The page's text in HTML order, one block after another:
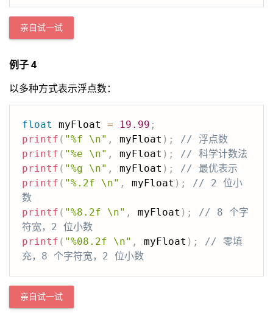
亲自试一试
例子 4
以多种方式表示浮点数：
float myFloat = 19.99 ;
printf ( "%f \n" , myFloat ) ;
// 浮点数
printf ( "%e \n" , myFloat ) ;
// 科学计数法
printf ( "%g \n" , myFloat ) ;
// 最优表示
printf ( "%.2f \n" , myFloat ) ;
// 2 位小
数
printf ( "%8.2f \n" , myFloat ) ;
// 8 个字
符宽，2 位小数
printf ( "%08.2f \n" , myFloat ) ;
// 零填
充，8 个字符宽，2 位小数
亲自试一试